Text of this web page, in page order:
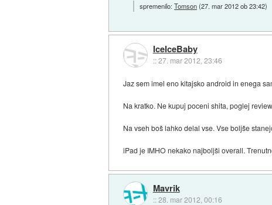
spremenilo:Tomson(27. mar 2012 ob 23:42)
IceIceBaby
::27. mar 2012, 23:46
Jaz sem imel eno kitajsko android in enega
Na kratko. Ne kupuj poceni shita, poglej
Na vseh boš lahko delal vse. Vse boljše
iPad je IMHO nekako najboljši overall.
Mavrik
::28. mar 2012, 00:16